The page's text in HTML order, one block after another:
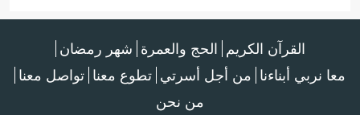
القرآن الكريم الحج والعمرة شهر رمضان
معا نربي أبناءنا من أجل أسرتي تطوع معنا تواصل معنا
من نحن